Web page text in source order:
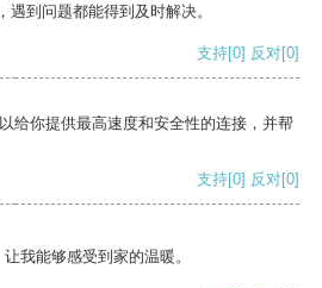
到问题都能得到及时解决。
支持[0] 反对[0]
给你提供最高速度和安全性的连接，并帮
支持[0] 反对[0]
我能够感受到家的温暖。